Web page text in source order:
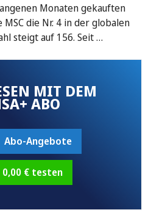
Monaten gekauften
die Nr. 4 in der globalen
steigt auf 156. Seit …
MIT DEM
ABO
Abo-Angebote
€ testen